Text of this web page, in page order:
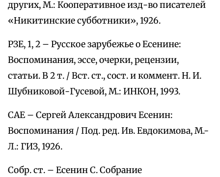
других, М.: Кооперативное изд-во писателей
«Никитинские субботники», 1926.
РЗЕ, 1, 2 – Русское зарубежье о Есенине:
Воспоминания, эссе, очерки, рецензии,
статьи. В 2 т. / Вст. ст., сост. и коммент. Н. И.
Шубниковой-Гусевой, М.: ИНКОН, 1993.
САЕ – Сергей Александрович Есенин:
Воспоминания / Под. ред. Ив. Евдокимова, М.-
Л.: ГИЗ, 1926.
Собр. ст. – Есенин С. Собрание